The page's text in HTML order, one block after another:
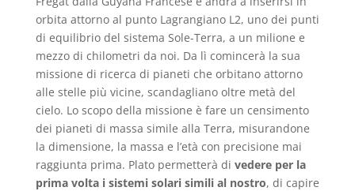
orbita attorno al punto Lagrangiano L2, uno dei punti
di equilibrio del sistema Sole-Terra, a un milione e
mezzo di chilometri da noi. Da lì comincerà la sua
missione di ricerca di pianeti che orbitano attorno
alle stelle più vicine, scandagliano oltre metà del
cielo. Lo scopo della missione è fare un censimento
dei pianeti di massa simile alla Terra, misurandone
la dimensione, la massa e l’età con precisione mai
raggiunta prima. Plato permetterà di vedere per la
prima volta i sistemi solari simili al nostro, di capire